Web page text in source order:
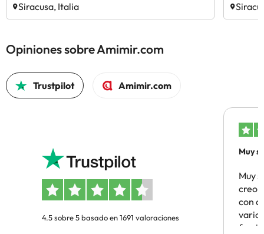
Siracusa, Italia
Opiniones sobre Amimir.com
Trustpilot Amimir.com
4.5 sobre 5 basado en 1691 valoraciones
Muy
Muy
creo
con